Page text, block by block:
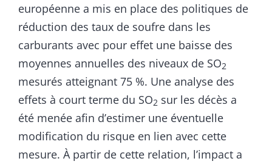
européenne a mis en place des politiques de
réduction des taux de soufre dans les
carburants avec pour effet une baisse des
moyennes annuelles des niveaux de SO2
mesurés atteignant 75 %. Une analyse des
effets à court terme du SO2 sur les décès a
été menée afin d’estimer une éventuelle
modification du risque en lien avec cette
mesure. À partir de cette relation, l’impact a